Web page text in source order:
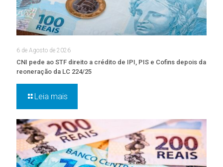
6 de Agosto de 2026
CNI pede ao STF direito a crédito de IPI, PIS e Cofins depois da
reoneração da LC 224/25
Leia mais